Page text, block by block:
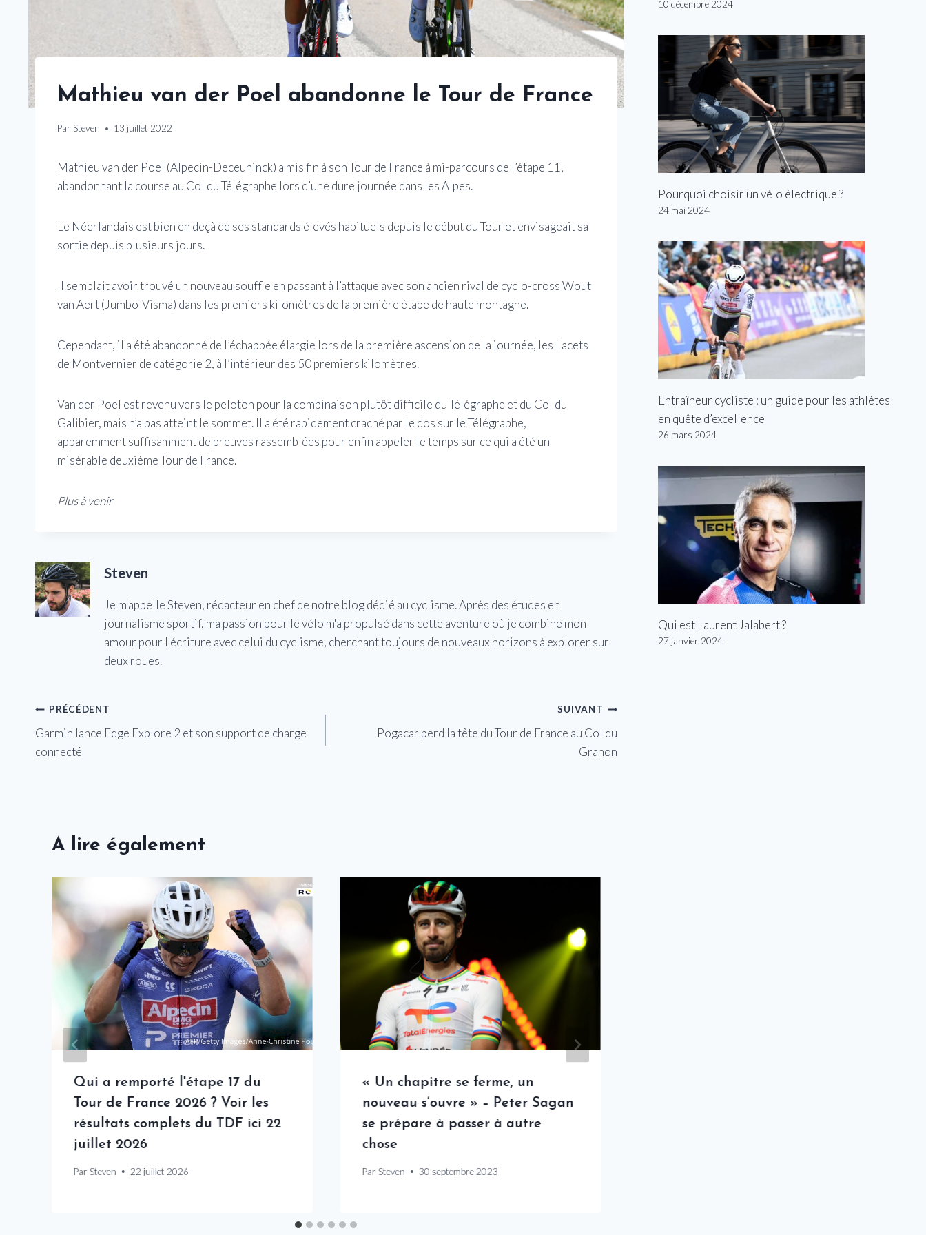
Mathieu van der Poel abandonne le Tour de France
Par Steven 13 juillet 2022
Mathieu van der Poel (Alpecin-Deceuninck) a mis fin à son Tour de France à mi-parcours de l’étape 11,
abandonnant la course au Col du Télégraphe lors d’une dure journée dans les Alpes.
Le Néerlandais est bien en deçà de ses standards élevés habituels depuis le début du Tour et envisageait sa
sortie depuis plusieurs jours.
Il semblait avoir trouvé un nouveau souffle en passant à l’attaque avec son ancien rival de cyclo-cross Wout
van Aert (Jumbo-Visma) dans les premiers kilomètres de la première étape de haute montagne.
Cependant, il a été abandonné de l’échappée élargie lors de la première ascension de la journée, les Lacets
de Montvernier de catégorie 2, à l’intérieur des 50 premiers kilomètres.
Van der Poel est revenu vers le peloton pour la combinaison plutôt difficile du Télégraphe et du Col du
Galibier, mais n’a pas atteint le sommet. Il a été rapidement craché par le dos sur le Télégraphe,
apparemment suffisamment de preuves rassemblées pour enfin appeler le temps sur ce qui a été un
misérable deuxième Tour de France.
Plus à venir
Steven
Je m'appelle Steven, rédacteur en chef de notre blog dédié au cyclisme. Après des études en
journalisme sportif, ma passion pour le vélo m'a propulsé dans cette aventure où je combine mon
amour pour l'écriture avec celui du cyclisme, cherchant toujours de nouveaux horizons à explorer sur
deux roues.
Navigation
de
PRÉCÉDENT
Garmin lance Edge Explore 2 et son support de charge
connecté
SUIVANT
Pogacar perd la tête du Tour de France au Col du
Granon
A lire également
Qui a remporté l'étape 17 du
Tour de France 2026 ? Voir les
résultats complets du TDF ici 22
juillet 2026
Par Steven 22 juillet 2026
« Un chapitre se ferme, un
nouveau s’ouvre » – Peter Sagan
se prépare à passer à autre
chose
Par Steven 30 septembre 2023
10 décembre 2024
Pourquoi choisir un vélo électrique ?
24 mai 2024
Entraîneur cycliste : un guide pour les athlètes
en quête d’excellence
26 mars 2024
Qui est Laurent Jalabert ?
27 janvier 2024